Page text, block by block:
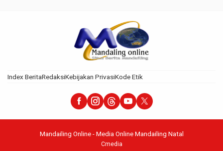
Index BeritaRedaksiKebijakan PrivasiKode Etik
Mandailing Online - Media Online Mandailing Natal
Cmedia